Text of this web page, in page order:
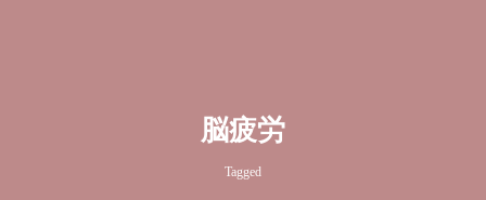
脳疲労
Tagged